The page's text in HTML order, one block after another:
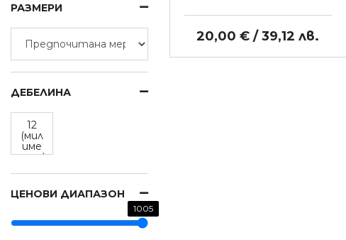
РАЗМЕРИ
ДЕБЕЛИНА
12
(мил
име
три)
ЦЕНОВИ ДИАПАЗОН
1005
20,00 € / 39,12 лв.